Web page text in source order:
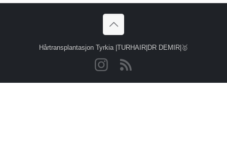
Hårtransplantasjon Tyrkia |TURHAIR|DR DEMIR|🥇